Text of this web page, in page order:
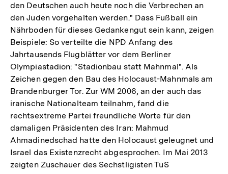
den Deutschen auch heute noch die Verbrechen an
den Juden vorgehalten werden." Dass Fußball ein
Nährboden für dieses Gedankengut sein kann, zeigen
Beispiele: So verteilte die NPD Anfang des
Jahrtausends Flugblätter vor dem Berliner
Olympiastadion: "Stadionbau statt Mahnmal". Als
Zeichen gegen den Bau des Holocaust-Mahnmals am
Brandenburger Tor. Zur WM 2006, an der auch das
iranische Nationalteam teilnahm, fand die
rechtsextreme Partei freundliche Worte für den
damaligen Präsidenten des Iran: Mahmud
Ahmadinedschad hatte den Holocaust geleugnet und
Israel das Existenzrecht abgesprochen. Im Mai 2013
zeigten Zuschauer des Sechstligisten TuS